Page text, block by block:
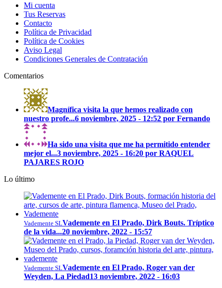
Mi cuenta
Tus Reservas
Contacto
Política de Privacidad
Política de Cookies
Aviso Legal
Condiciones Generales de Contratación
Comentarios
Magnífica visita la que hemos realizado con
nuestro profe...6 noviembre, 2025 - 12:52 por Fernando
Ha sido una visita que me ha permitido entender
mejor el...3 noviembre, 2025 - 16:20 por RAQUEL
PAJARES ROJO
Lo último
Vademente SLVademente en El Prado, Dirk Bouts. Tríptico
de la vida...20 noviembre, 2022 - 15:57
Vademente SLVademente en El Prado, Roger van der
Weyden, La Piedad13 noviembre, 2022 - 16:03